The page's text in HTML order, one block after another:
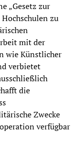
„Gesetz zur
zu
mit der
wie Künstlicher
verbietet
die
Zwecke
verfügbar